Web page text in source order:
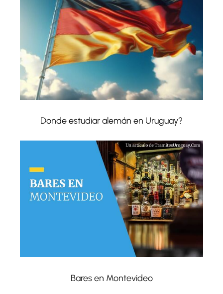
Donde estudiar alemán en Uruguay?
Bares en Montevideo